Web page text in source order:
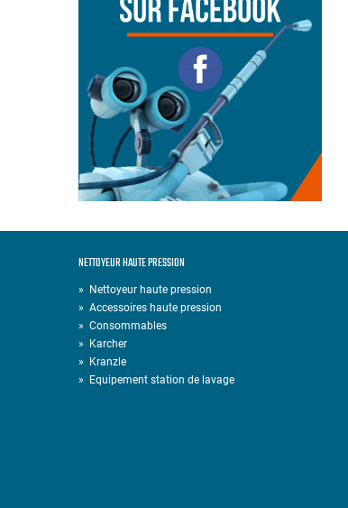
NETTOYEUR HAUTE PRESSION
» Nettoyeur haute pression
» Accessoires haute pression
» Consommables
» Karcher
» Kranzle
» Equipement station de lavage